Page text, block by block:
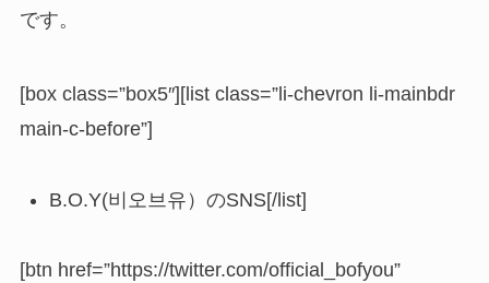
です。
[box class=”box5″][list class=”li-chevron li-mainbdr
main-c-before”]
B.O.Y(비오브유）のSNS[/list]
[btn href=”https://twitter.com/official_bofyou”